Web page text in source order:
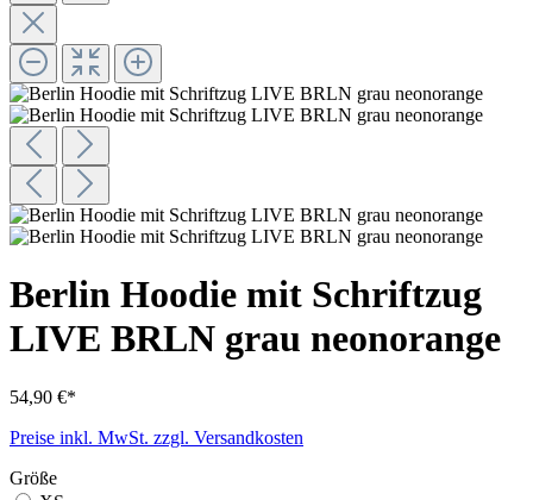
Berlin Hoodie mit Schriftzug
LIVE BRLN grau neonorange
54,90 €*
Preise inkl. MwSt. zzgl. Versandkosten
Größe